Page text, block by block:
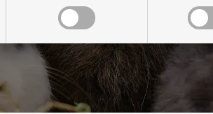
Framsida» Diverse Tillbehör